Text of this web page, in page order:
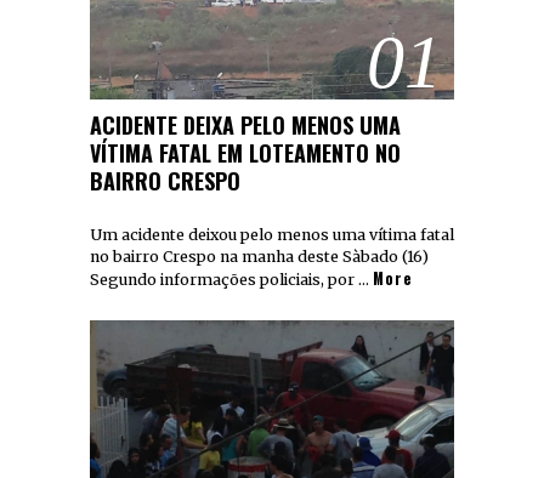
01
ACIDENTE DEIXA PELO MENOS UMA
VÍTIMA FATAL EM LOTEAMENTO NO
BAIRRO CRESPO
Um acidente deixou pelo menos uma vítima fatal
no bairro Crespo na manha deste Sàbado (16)
Segundo informações policiais, por … More